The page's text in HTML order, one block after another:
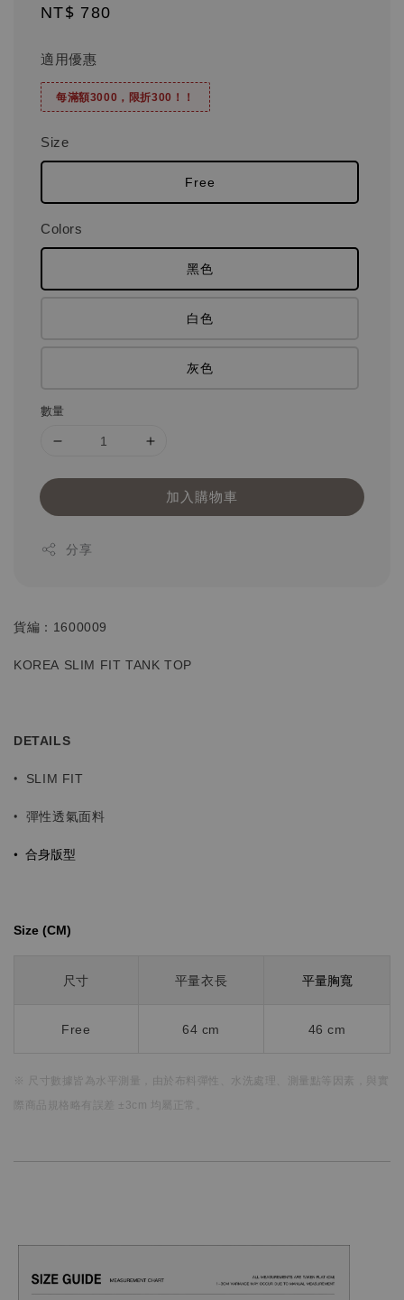
Regular
NT$ 780
適用優惠
每滿額3000，限折300！！
Size
Free
Colors
黑色
白色
灰色
數量
加入購物車
分享
貨編：1600009
KOREA SLIM FIT TANK TOP
DETAILS
• SLIM FIT
• 彈性透氣面料
• 合身版型
Size (CM)⁡⁡
尺寸 平量衣長 平量胸寬
Free 64 cm 46 cm
※ 尺寸數據皆為水平測量， 由於布料彈性、水洗處理、測量點等因素，
際商品規格略有誤差 ±3cm 均屬正常。